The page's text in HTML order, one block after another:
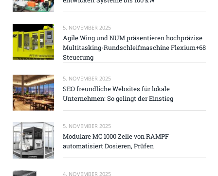
5. NOVEMBER 2025
Agile Wing und NUM präsentieren hochpräzise
Multitasking-Rundschleifmaschine Flexium+68
Steuerung
5. NOVEMBER 2025
SEO freundliche Websites für lokale
Unternehmen: So gelingt der Einstieg
5. NOVEMBER 2025
Modulare MC 1000 Zelle von RAMPF
automatisiert Dosieren, Prüfen
4. NOVEMBER 2025